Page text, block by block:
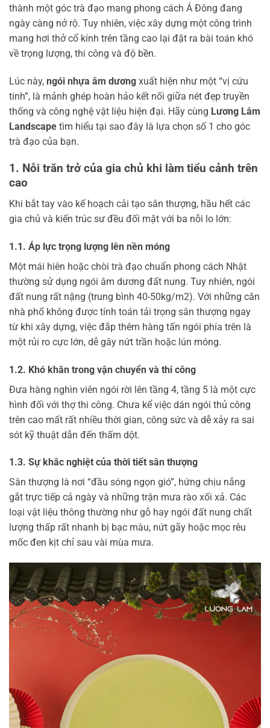
thành một góc trà đạo mang phong cách Á Đông đang
ngày càng nở rộ. Tuy nhiên, việc xây dựng một công trình
mang hơi thở cổ kính trên tầng cao lại đặt ra bài toán khó
về trọng lượng, thi công và độ bền.
Lúc này, ngói nhựa âm dương xuất hiện như một “vị cứu
tinh”, là mảnh ghép hoàn hảo kết nối giữa nét đẹp truyền
thống và công nghệ vật liệu hiện đại. Hãy cùng Lương Lâm
Landscape tìm hiểu tại sao đây là lựa chọn số 1 cho góc
trà đạo của bạn.
1. Nỗi trăn trở của gia chủ khi làm tiểu cảnh trên
cao
Khi bắt tay vào kế hoạch cải tạo sân thượng, hầu hết các
gia chủ và kiến trúc sư đều đối mặt với ba nỗi lo lớn:
1.1. Áp lực trọng lượng lên nền móng
Một mái hiên hoặc chòi trà đạo chuẩn phong cách Nhật
thường sử dụng ngói âm dương đất nung. Tuy nhiên, ngói
đất nung rất nặng (trung bình 40-50kg/m2). Với những căn
nhà phố không được tính toán tải trọng sân thượng ngay
từ khi xây dựng, việc đắp thêm hàng tấn ngói phía trên là
một rủi ro cực lớn, dễ gây nứt trần hoặc lún móng.
1.2. Khó khăn trong vận chuyển và thi công
Đưa hàng nghìn viên ngói rời lên tầng 4, tầng 5 là một cực
hình đối với thợ thi công. Chưa kể việc dán ngói thủ công
trên cao mất rất nhiều thời gian, công sức và dễ xảy ra sai
sót kỹ thuật dẫn đến thấm dột.
1.3. Sự khắc nghiệt của thời tiết sân thượng
Sân thượng là nơi “đầu sóng ngọn gió”, hứng chịu nắng
gắt trực tiếp cả ngày và những trận mưa rào xối xả. Các
loại vật liệu thông thường như gỗ hay ngói đất nung chất
lượng thấp rất nhanh bị bạc màu, nứt gãy hoặc mọc rêu
mốc đen kịt chỉ sau vài mùa mưa.